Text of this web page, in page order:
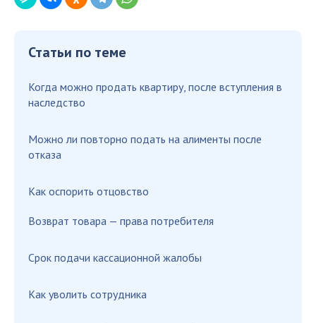
Статьи по теме
Когда можно продать квартиру, после вступления в
наследство
Можно ли повторно подать на алименты после
отказа
Как оспорить отцовство
Возврат товара — права потребителя
Срок подачи кассационной жалобы
Как уволить сотрудника